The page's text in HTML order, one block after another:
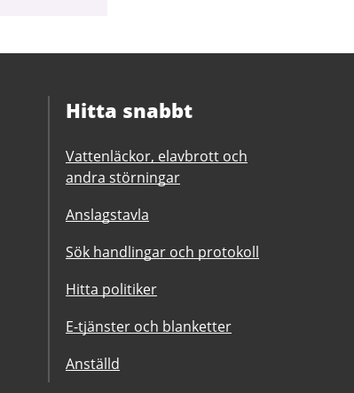
Hitta snabbt
Vattenläckor, elavbrott och
andra störningar
Anslagstavla
Sök handlingar och protokoll
Hitta politiker
E-tjänster och blanketter
Anställd